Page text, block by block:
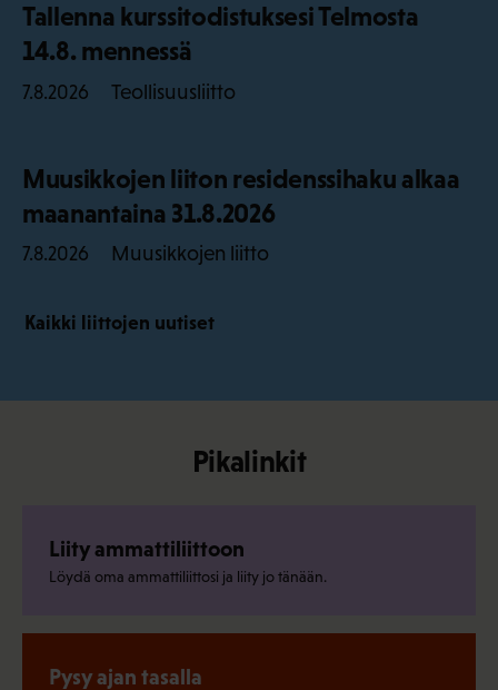
Tallenna kurssitodistuksesi Telmosta
14.8. mennessä
7.8.2026 Teollisuusliitto
Muusikkojen liiton residenssihaku alkaa
maanantaina 31.8.2026
7.8.2026 Muusikkojen liitto
Kaikki liittojen uutiset
Pikalinkit
Liity ammattiliittoon
Löydä oma ammattiliittosi ja liity jo tänään.
Pysy ajan tasalla